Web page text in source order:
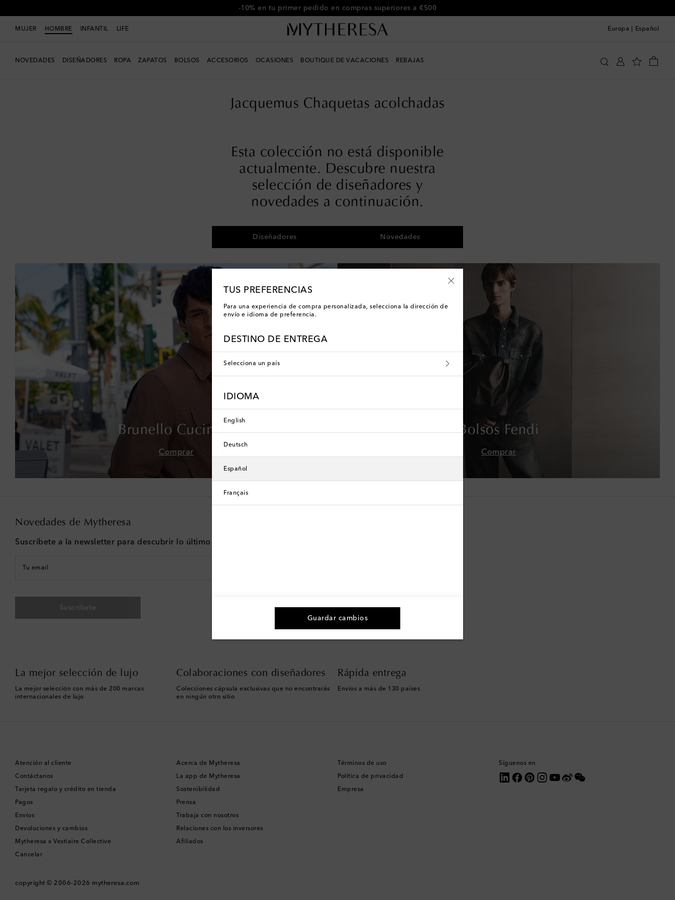
-10% en tu primer pedido en compras superiores a €500
MUJER HOMBRE INFANTIL LIFE Europa Español
NOVEDADES DISEÑADORES ROPA ZAPATOS BOLSOS ACCESORIOS OCASIONES BOUTIQUE DE VACACIONES REBAJAS
Jacquemus Chaquetas acolchadas
Esta colección no está disponible
actualmente. Descubre nuestra
selección de diseñadores y
novedades a continuación.
Diseñadores Novedades
Brunello Cucinelli
Comprar
Bolsos Fendi
Comprar
Novedades de Mytheresa
Suscríbete a la newsletter para descubrir lo último en moda y más
Tu email
Suscríbete
La mejor selección de lujo
La mejor selección con más de 200 marcas
internacionales de lujo
Colaboraciones con diseñadores
Colecciones cápsula exclusivas que no encontrarás
en ningún otro sitio
Rápida entrega
Envíos a más de 130 países
Atención al cliente
Contáctanos
Tarjeta regalo y crédito en tienda
Pagos
Envíos
Devoluciones y cambios
Mytheresa x Vestiaire Collective
Cancelar
Acerca de Mytheresa
La app de Mytheresa
Sostenibilidad
Prensa
Trabaja con nosotros
Relaciones con los inversores
Afiliados
Términos de uso
Política de privacidad
Empresa
Síguenos en
copyright © 2006-2026 mytheresa.com
TUS PREFERENCIAS
Para una experiencia de compra personalizada, selecciona la dirección de
envío e idioma de preferencia.
DESTINO DE ENTREGA
Selecciona un país
IDIOMA
English
Deutsch
Español
Français
Alemania
Antigua y Barbuda
Arabia Saudí
Guardar cambios